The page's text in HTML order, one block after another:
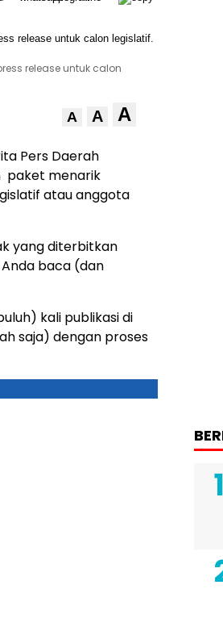
release untuk calon
A A A
Pers Daerah
paket menarik
atau anggota
yang diterbitkan
baca (dan
kali publikasi di
saja) dengan proses